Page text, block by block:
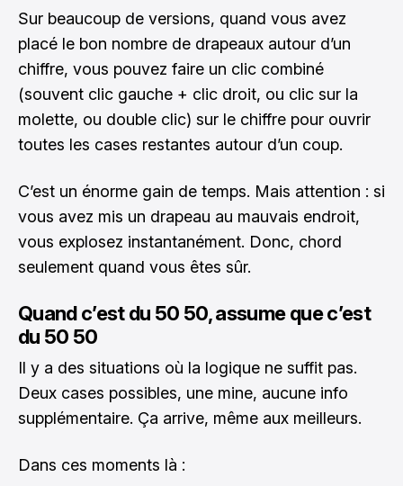
Sur beaucoup de versions, quand vous avez
placé le bon nombre de drapeaux autour d’un
chiffre, vous pouvez faire un clic combiné
(souvent clic gauche + clic droit, ou clic sur la
molette, ou double clic) sur le chiffre pour ouvrir
toutes les cases restantes autour d’un coup.
C’est un énorme gain de temps. Mais attention : si
vous avez mis un drapeau au mauvais endroit,
vous explosez instantanément. Donc, chord
seulement quand vous êtes sûr.
Quand c’est du 50 50, assume que c’est
du 50 50
Il y a des situations où la logique ne suffit pas.
Deux cases possibles, une mine, aucune info
supplémentaire. Ça arrive, même aux meilleurs.
Dans ces moments là :